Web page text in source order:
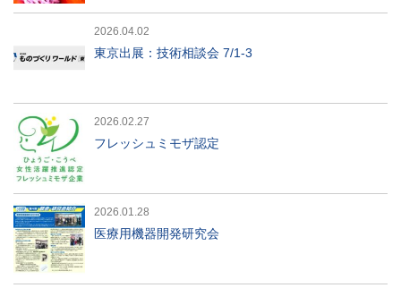
2026.04.02
東京出展：技術相談会 7/1-3
2026.02.27
フレッシュミモザ認定
2026.01.28
医療用機器開発研究会